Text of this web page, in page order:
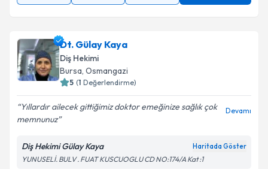
Dt. Gülay Kaya
Diş Hekimi
Bursa, Osmangazi
5 (1 Değerlendirme)
Yıllardır ailecek gittiğimiz doktor emeğinize sağlık çok
memnunuz
Devamı
Diş Hekimi Gülay Kaya Haritada Göster
YUNUSELİ. BULV . FUAT KUSCUOGLU CD NO:174/A Kat :1